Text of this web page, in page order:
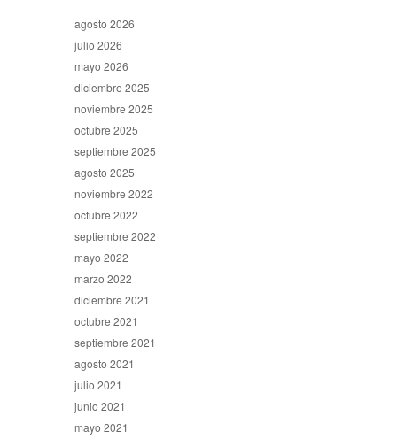
agosto 2026
julio 2026
mayo 2026
diciembre 2025
noviembre 2025
octubre 2025
septiembre 2025
agosto 2025
noviembre 2022
octubre 2022
septiembre 2022
mayo 2022
marzo 2022
diciembre 2021
octubre 2021
septiembre 2021
agosto 2021
julio 2021
junio 2021
mayo 2021